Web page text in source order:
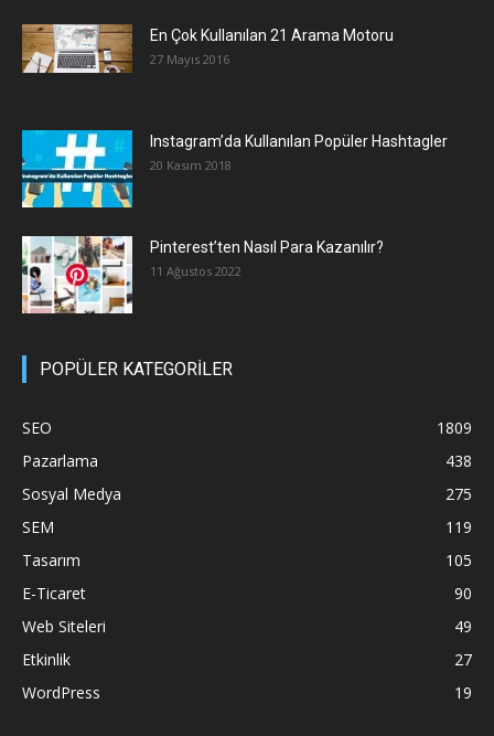
En Çok Kullanılan 21 Arama Motoru
27 Mayıs 2016
Instagram’da Kullanılan Popüler Hashtagler
20 Kasım 2018
Pinterest’ten Nasıl Para Kazanılır?
11 Ağustos 2022
POPÜLER KATEGORİLER
SEO
1809
Pazarlama
438
Sosyal Medya
275
SEM
119
Tasarım
105
E-Ticaret
90
Web Siteleri
49
Etkinlik
27
WordPress
19